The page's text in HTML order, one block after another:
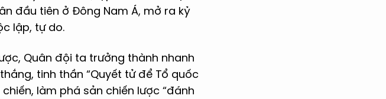
đầu tiên ở Đông Nam Á, mở ra kỷ
lập, tự do.
Quân đội ta trưởng thành nhanh
tinh thần “Quyết tử để Tổ quốc
làm phá sản chiến lược “đánh